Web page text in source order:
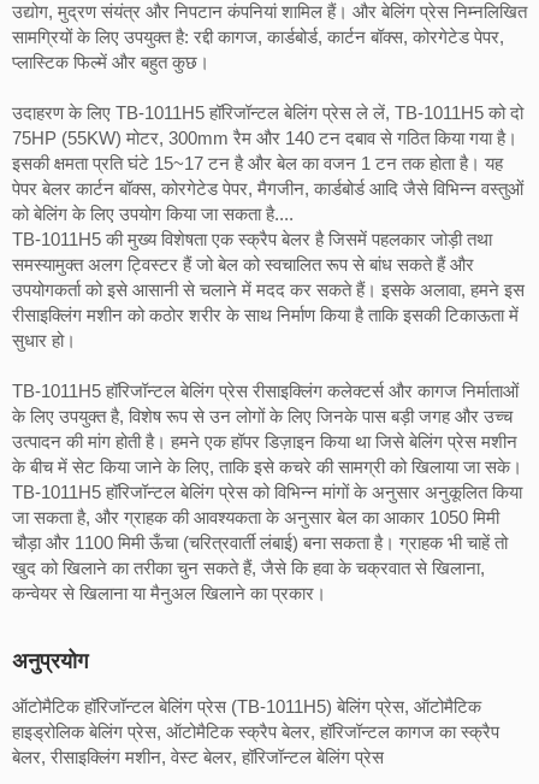
उद्योग, मुद्रण संयंत्र और निपटान कंपनियां शामिल हैं। और बेलिंग प्रेस निम्नलिखित
सामग्रियों के लिए उपयुक्त है: रद्दी कागज, कार्डबोर्ड, कार्टन बॉक्स, कोरगेटेड पेपर,
प्लास्टिक फिल्में और बहुत कुछ।
उदाहरण के लिए TB-1011H5 हॉरिजॉन्टल बेलिंग प्रेस ले लें, TB-1011H5 को दो
75HP (55KW) मोटर, 300mm रैम और 140 टन दबाव से गठित किया गया है।
इसकी क्षमता प्रति घंटे 15~17 टन है और बेल का वजन 1 टन तक होता है। यह
पेपर बेलर कार्टन बॉक्स, कोरगेटेड पेपर, मैगजीन, कार्डबोर्ड आदि जैसे विभिन्न वस्तुओं
को बेलिंग के लिए उपयोग किया जा सकता है....
TB-1011H5 की मुख्य विशेषता एक स्क्रैप बेलर है जिसमें पहलकार जोड़ी तथा
समस्यामुक्त अलग ट्विस्टर हैं जो बेल को स्वचालित रूप से बांध सकते हैं और
उपयोगकर्ता को इसे आसानी से चलाने में मदद कर सकते हैं। इसके अलावा, हमने इस
रीसाइक्लिंग मशीन को कठोर शरीर के साथ निर्माण किया है ताकि इसकी टिकाऊता में
सुधार हो।
TB-1011H5 हॉरिजॉन्टल बेलिंग प्रेस रीसाइक्लिंग कलेक्टर्स और कागज निर्माताओं
के लिए उपयुक्त है, विशेष रूप से उन लोगों के लिए जिनके पास बड़ी जगह और उच्च
उत्पादन की मांग होती है। हमने एक हॉपर डिज़ाइन किया था जिसे बेलिंग प्रेस मशीन
के बीच में सेट किया जाने के लिए, ताकि इसे कचरे की सामग्री को खिलाया जा सके।
TB-1011H5 हॉरिजॉन्टल बेलिंग प्रेस को विभिन्न मांगों के अनुसार अनुकूलित किया
जा सकता है, और ग्राहक की आवश्यकता के अनुसार बेल का आकार 1050 मिमी
चौड़ा और 1100 मिमी ऊँचा (चरित्रवार्ती लंबाई) बना सकता है। ग्राहक भी चाहें तो
खुद को खिलाने का तरीका चुन सकते हैं, जैसे कि हवा के चक्रवात से खिलाना,
कन्वेयर से खिलाना या मैनुअल खिलाने का प्रकार।
अनुप्रयोग
ऑटोमैटिक हॉरिजॉन्टल बेलिंग प्रेस (TB-1011H5) बेलिंग प्रेस, ऑटोमैटिक
हाइड्रोलिक बेलिंग प्रेस, ऑटोमैटिक स्क्रैप बेलर, हॉरिजॉन्टल कागज का स्क्रैप
बेलर, रीसाइक्लिंग मशीन, वेस्ट बेलर, हॉरिजॉन्टल बेलिंग प्रेस